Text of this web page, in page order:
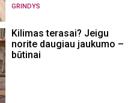
GRINDYS
Kilimas terasai? Jeigu
norite daugiau jaukumo –
būtinai